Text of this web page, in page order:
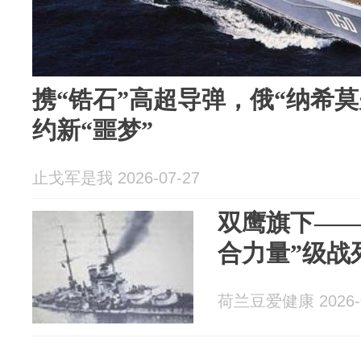
携“锆石”高超导弹，俄“纳希
约新“噩梦”
止戈军是我 2026-07-27
双鹰旗下——
合力量”级战
荷兰豆爱健康